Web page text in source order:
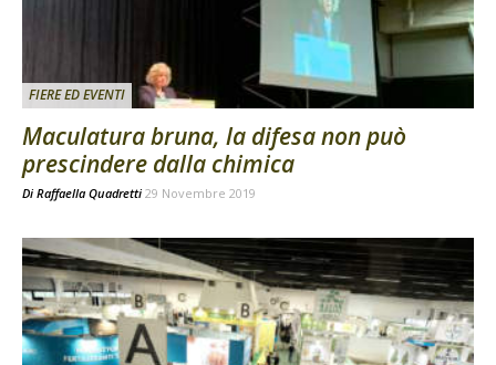
FIERE ED EVENTI
Maculatura bruna, la difesa non può
prescindere dalla chimica
Di Raffaella Quadretti 29 Novembre 2019